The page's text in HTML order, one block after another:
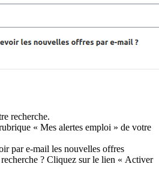
recherche.
« Mes alertes emploi » de votre
par e-mail les nouvelles offres
? Cliquez sur le lien « Activer